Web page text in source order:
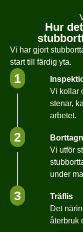
Hur
Vi har gjort
start till färdig yta.
1
Vi kollar
stenar,
arbetet.
2
Vi utför
under
3
Träflis
Det
återbruk